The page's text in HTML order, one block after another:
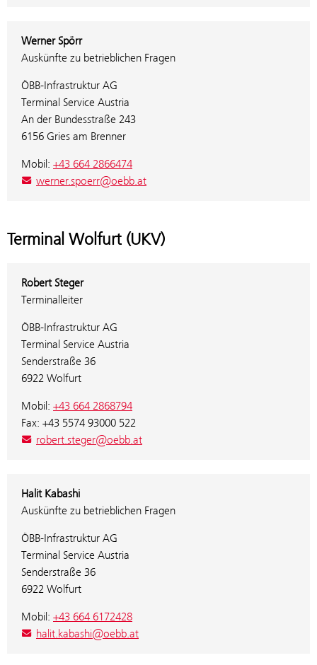
Werner Spörr
Auskünfte zu betrieblichen Fragen
ÖBB-Infrastruktur AG
Terminal Service Austria
An der Bundesstraße 243
6156 Gries am Brenner
Mobil: +43 664 2866474
werner.spoerr@oebb.at
Terminal Wolfurt (UKV)
Robert Steger
Terminalleiter
ÖBB-Infrastruktur AG
Terminal Service Austria
Senderstraße 36
6922 Wolfurt
Mobil: +43 664 2868794
Fax: +43 5574 93000 522
robert.steger@oebb.at
Halit Kabashi
Auskünfte zu betrieblichen Fragen
ÖBB-Infrastruktur AG
Terminal Service Austria
Senderstraße 36
6922 Wolfurt
Mobil: +43 664 6172428
halit.kabashi@oebb.at